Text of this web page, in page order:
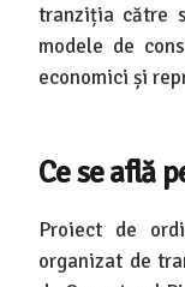
tranziția către
modele de
economici și
Ce se află
Proiect de
organizat de